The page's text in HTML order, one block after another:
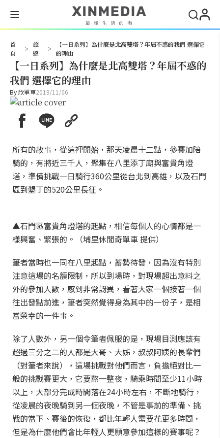
首
頁
>
旅
遊
>
【一日系列】為什麼是北高雙塔？年屆不惑的我們 選擇它
的理由
【一日系列】為什麼是北高雙塔？年屆不惑的
我們 選擇它的理由
By欣單車2019/11/06
所有的故事，從這裡開始，那天凌晨十二點，參賽加陪
騎的，有將近三千人，聚集在八里添丁廟與富貴角燈
塔，準備挑戰一日騎行360公里從台北到高雄，以及石門
區到墾丁的520公里長征。
▲石門區富貴角燈塔的起點，相信每個人的心情都是一
樣興奮、緊張的。（埔里休閒奇單車 提供）
筆者當時也一同在八里起點，蓄勢待發，因為沒有特別
注意這場的名額限制，所以到場時，對現場超出意料之
外的參加人數，感到非常訝異，看著大家一個接著一個
往出發點前進，筆者突然覺得身為其中的一份子，是相
當榮幸的一件事。
除了人數外，另一個令筆者佩服的是，現場目測應該有
超過三分之二的人都是大哥、大姊，叔叔阿姨的長輩們
（對筆者來說），這場挑戰對他們而言，負擔絕對比一
般的挑戰賽更大，它要熬一整夜，騎乘時間至少11小時
以上，大部分完成時間落在24小時左右，不斷地騎行，
從凌晨的夜晚騎到另一個夜晚，不管是事前的準備、挑
戰的當下、賽後的恢復，都比年輕人需要花更多時間，
但是為什麼他們會比年輕人更願意參加這樣的賽事呢？